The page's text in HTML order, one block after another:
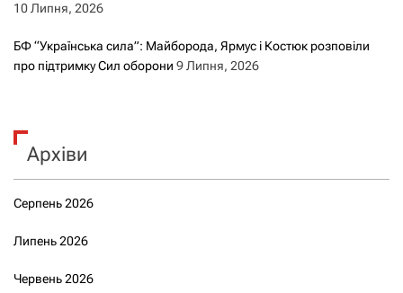
10 Липня, 2026
БФ “Українська сила”: Майборода, Ярмус і Костюк розповіли
про підтримку Сил оборони 9 Липня, 2026
Архіви
Серпень 2026
Липень 2026
Червень 2026